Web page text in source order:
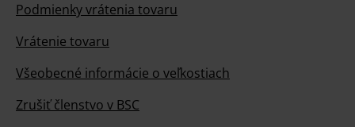
Podmienky vrátenia tovaru
Vrátenie tovaru
Všeobecné informácie o veľkostiach
Zrušiť členstvo v BSC